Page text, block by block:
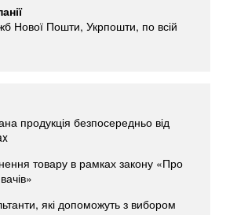
Нової Пошти, Укрпошти, по всій
продукція безпосередньо від
товару в рамках закону «Про
які допоможуть з вибором